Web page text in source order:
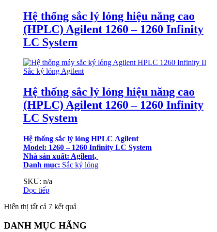
Hệ thống sắc lý lỏng hiệu năng cao
(HPLC) Agilent 1260 – 1260 Infinity
LC System
Sắc ký lỏng Agilent
Hệ thống sắc lý lỏng hiệu năng cao
(HPLC) Agilent 1260 – 1260 Infinity
LC System
Hệ thống sắc lý lỏng HPLC Agilent
Model: 1260 – 1260 Infinity LC System
Nhà sản xuất: Agilent,
Danh mục: Sắc ký lỏng
SKU: n/a
Đọc tiếp
Hiển thị tất cả 7 kết quả
xếp
DANH MỤC HÃNG